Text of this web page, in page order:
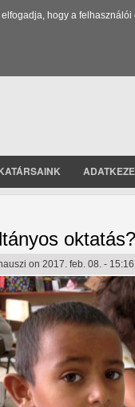
hogy a
oktatás?
on 2017. feb. 08. - 15:16